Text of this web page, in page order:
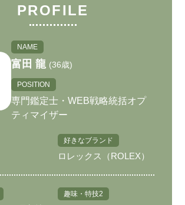
PROFILE
NAME
富田 龍 (36歳)
POSITION
専門鑑定士・WEB戦略統括オプ
ティマイザー
好きなブランド
ロレックス（ROLEX）
趣味・特技2